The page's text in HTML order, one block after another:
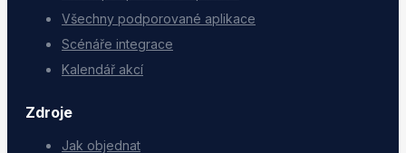
Všechny podporované aplikace
Scénáře integrace
Kalendář akcí
Zdroje
Jak objednat